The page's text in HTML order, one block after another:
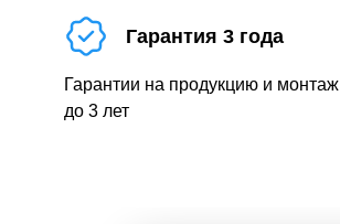
Гарантия 3 года
Гарантии на продукцию и монтаж
до 3 лет